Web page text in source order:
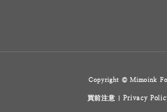
Copyright © Mimoink
買前注意 |Privacy